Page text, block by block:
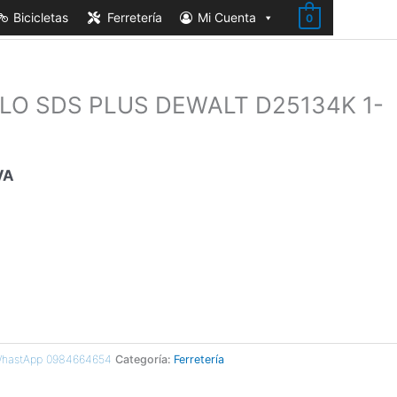
Bicicletas Ferretería Mi Cuenta 0
SDS PLUS DEWALT D25134K 1-
0984664654 Categoría: Ferretería